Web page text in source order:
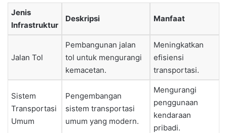
Jenis
Infrastruktur
Deskripsi Manfaat
Jalan Tol
Pembangunan jalan
tol untuk mengurangi
kemacetan.
Meningkatkan
efisiensi
transportasi.
Sistem
Transportasi
Umum
Pengembangan
sistem transportasi
umum yang modern.
Mengurangi
penggunaan
kendaraan
pribadi.